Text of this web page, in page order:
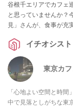
谷根千エリアでカフェ
と思っていませんか？
見」さんが、食事が充
イチオシスト
東京カ
「心地よい空間と時
中で見落としがちな東